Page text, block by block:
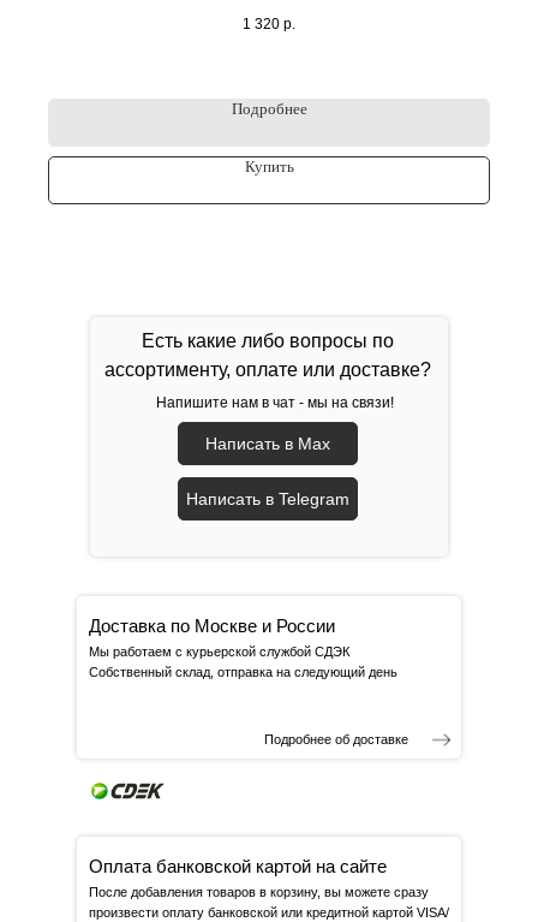
1 320 р.
Подробнее
Купить
Есть какие либо вопросы по
ассортименту, оплате или доставке?
Напишите нам в чат - мы на связи!
Написать в Max
Написать в Telegram
Доставка по Москве и России
Мы работаем с курьерской службой СДЭК
Собственный склад, отправка на следующий день
Подробнее об доставке
Оплата банковской картой на сайте
После добавления товаров в корзину, вы можете сразу
произвести оплату банковской или кредитной картой VISA/